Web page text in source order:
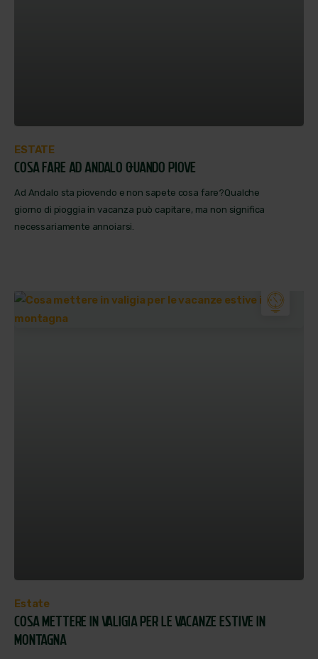
ESTATE
COSA FARE AD ANDALO QUANDO PIOVE
Ad Andalo sta piovendo e non sapete cosa fare?Qualche
giorno di pioggia in vacanza può capitare, ma non significa
necessariamente annoiarsi.
Estate
COSA METTERE IN VALIGIA PER LE VACANZE ESTIVE IN
MONTAGNA